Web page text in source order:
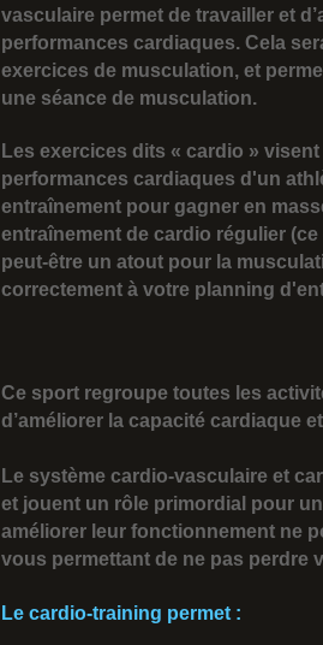
vasculaire permet de travailler et
performances cardiaques. Cela
exercices de musculation, et
une séance de musculation.
Les exercices dits « cardio » visent
performances cardiaques d'un
entraînement pour gagner en
entraînement de cardio régulier
peut-être un atout pour la
correctement à votre planning
Ce sport regroupe toutes les
d’améliorer la capacité cardiaque
Le système cardio-vasculaire et
et jouent un rôle primordial pour
améliorer leur fonctionnement ne
vous permettant de ne pas perdre
Le cardio-training permet :